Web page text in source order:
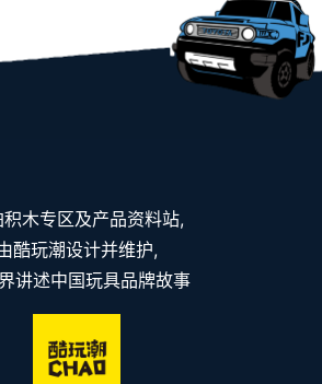
积木专区及产品资料站,
酷玩潮设计并维护,
讲述中国玩具品牌故事